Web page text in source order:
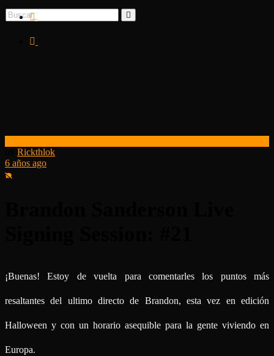
Rickthlok
6 años ago
¡Buenas! Estoy de vuelta para comentarles los puntos más
resaltantes del ultimo directo de Brandon, esta vez en edición
Halloween y con un horario asequible para la gente viviendo en
Europa.